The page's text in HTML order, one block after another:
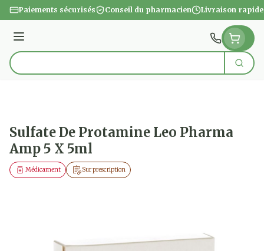
Aller au contenu
Paiements sécurisés Conseil du pharmacien Livraison rapide
Menu
Rechercher
Sulfate De Protamine Leo Pharma
Amp 5 X 5ml
Sur prescription
Médicament